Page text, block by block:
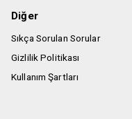
Diğer
Sıkça Sorulan Sorular
Gizlilik Politikası
Kullanım Şartları